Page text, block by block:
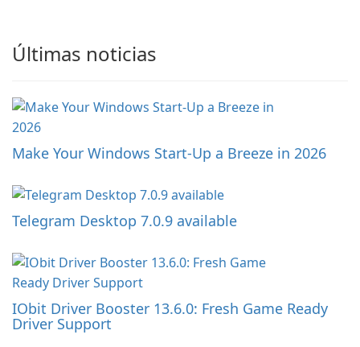
Últimas noticias
Make Your Windows Start-Up a Breeze in 2026
Telegram Desktop 7.0.9 available
IObit Driver Booster 13.6.0: Fresh Game Ready
Driver Support